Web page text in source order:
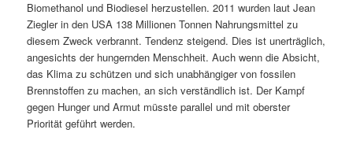
Biomethanol und Biodiesel herzustellen. 2011 wurden laut Jean
Ziegler in den USA 138 Millionen Tonnen Nahrungsmittel zu
diesem Zweck verbrannt. Tendenz steigend. Dies ist unerträglich,
angesichts der hungernden Menschheit. Auch wenn die Absicht,
das Klima zu schützen und sich unabhängiger von fossilen
Brennstoffen zu machen, an sich verständlich ist. Der Kampf
gegen Hunger und Armut müsste parallel und mit oberster
Priorität geführt werden.